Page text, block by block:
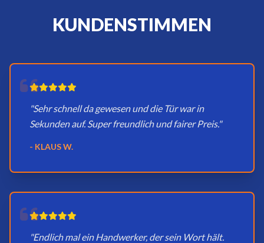
KUNDENSTIMMEN
"Sehr schnell da gewesen und die Tür war in
Sekunden auf. Super freundlich und fairer Preis."
- KLAUS W.
"Endlich mal ein Handwerker, der sein Wort hält.